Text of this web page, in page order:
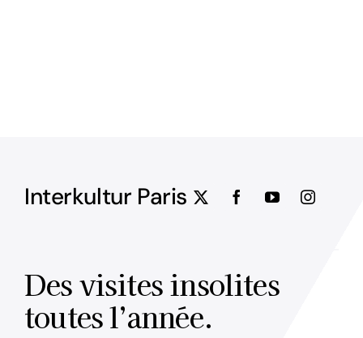
Interkultur Paris
Des visites insolites
toutes l’année.